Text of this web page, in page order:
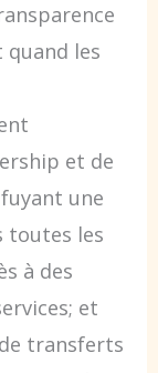
les
et de
une
toutes les
à des
et
transferts